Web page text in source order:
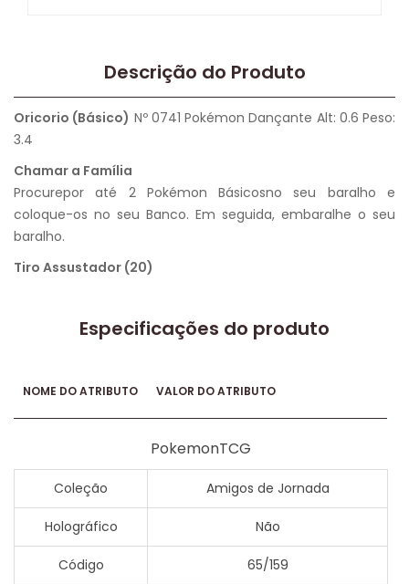
Descrição do Produto
Oricorio (Básico) Nº 0741 Pokémon Dançante Alt: 0.6 Peso:
3.4
Chamar a Família
Procurepor até 2 Pokémon Básicosno seu baralho e
coloque-os no seu Banco. Em seguida, embaralhe o seu
baralho.
Tiro Assustador (20)
Especificações do produto
NOME DO ATRIBUTO VALOR DO ATRIBUTO
PokemonTCG
Coleção Amigos de Jornada
Holográfico Não
Código 65/159